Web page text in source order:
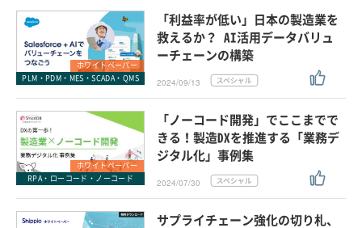
ホワイトペーパー
PLM・PDM・MES・SCADA・QMS
「利益率が低い」日本の製造業を
救えるか？ AI活用データバリュ
ーチェーンの構築
2024/09/13
ホワイトペーパー
RPA・ローコード・ノーコード
「ノーコード開発」でここまでで
きる！製造DXを推進する「業務デ
ジタル化」事例集
2024/07/30
サプライチェーン強化の切り札、